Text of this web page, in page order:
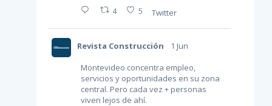
4 5 Twitter
Revista Construcción
1 Jun
Montevideo concentra empleo,
servicios y oportunidades en su zona
central. Pero cada vez + personas
viven lejos de ahí.